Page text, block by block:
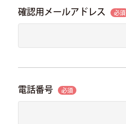
確認用メールアドレス 必須
電話番号 必須